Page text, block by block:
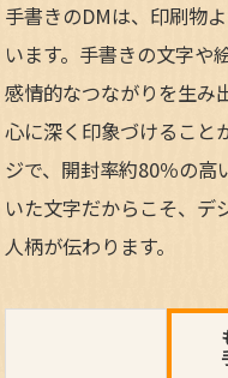
手書きのDMは、印刷物
います。手書きの文字や
感情的なつながりを生み
心に深く印象づけること
ジで、開封率約80％の高
いた文字だからこそ、デ
人柄が伝わります。